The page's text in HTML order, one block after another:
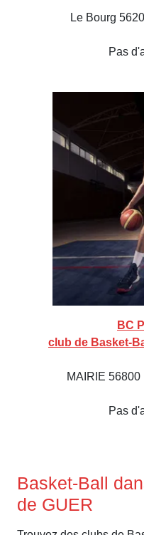
Le Bourg
Pas
BC
club de Basket-
MAIRIE
Pas
Basket-Ball
de GUER